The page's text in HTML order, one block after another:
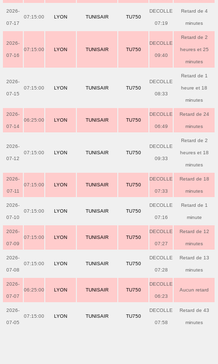
2026-
07-17
07:15:00 LYON TUNISAIR TU750
DECOLLE
07:19
Retard de 4
minutes
2026-
07-16
07:15:00 LYON TUNISAIR TU750
DECOLLE
09:40
Retard de 2
heures et 25
minutes
2026-
07-15
07:15:00 LYON TUNISAIR TU750
DECOLLE
08:33
Retard de 1
heure et 18
minutes
2026-
07-14
06:25:00 LYON TUNISAIR TU750
DECOLLE
06:49
Retard de 24
minutes
2026-
07-12
07:15:00 LYON TUNISAIR TU750
DECOLLE
09:33
Retard de 2
heures et 18
minutes
2026-
07-11
07:15:00 LYON TUNISAIR TU750
DECOLLE
07:33
Retard de 18
minutes
2026-
07-10
07:15:00 LYON TUNISAIR TU750
DECOLLE
07:16
Retard de 1
minute
2026-
07-09
07:15:00 LYON TUNISAIR TU750
DECOLLE
07:27
Retard de 12
minutes
2026-
07-08
07:15:00 LYON TUNISAIR TU750
DECOLLE
07:28
Retard de 13
minutes
2026-
07-07
06:25:00 LYON TUNISAIR TU750
DECOLLE
06:23
Aucun retard
2026-
07-05
07:15:00 LYON TUNISAIR TU750
DECOLLE
07:58
Retard de 43
minutes